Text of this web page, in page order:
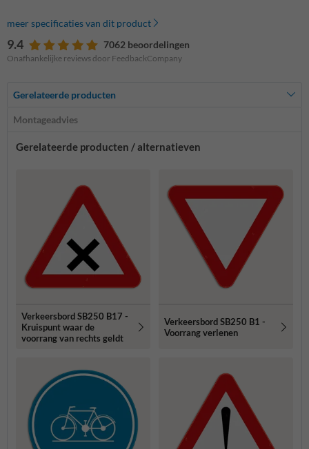
meer specificaties van dit product
9.4 7062 beoordelingen
Onafhankelijke reviews door FeedbackCompany
Gerelateerde producten
Montageadvies
Gerelateerde producten / alternatieven
Verkeersbord SB250 B17 -
Kruispunt waar de
voorrang van rechts geldt
Verkeersbord SB250 B1 -
Voorrang verlenen